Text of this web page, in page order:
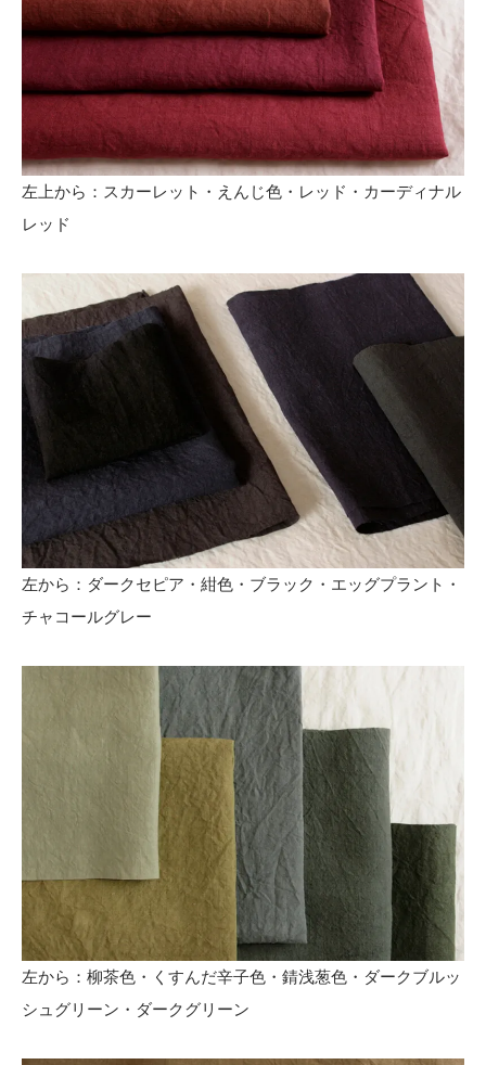
左上から：スカーレット・えんじ色・レッド・カーディナル
レッド
左から：ダークセピア・紺色・ブラック・エッグプラント・
チャコールグレー
左から：柳茶色・くすんだ辛子色・錆浅葱色・ダークブルッ
シュグリーン・ダークグリーン